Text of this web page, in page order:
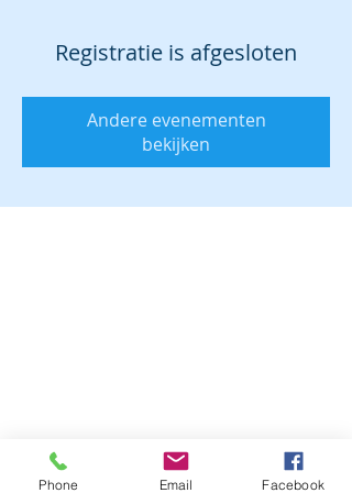
Registratie is afgesloten
Andere evenementen
bekijken
Phone Email Facebook